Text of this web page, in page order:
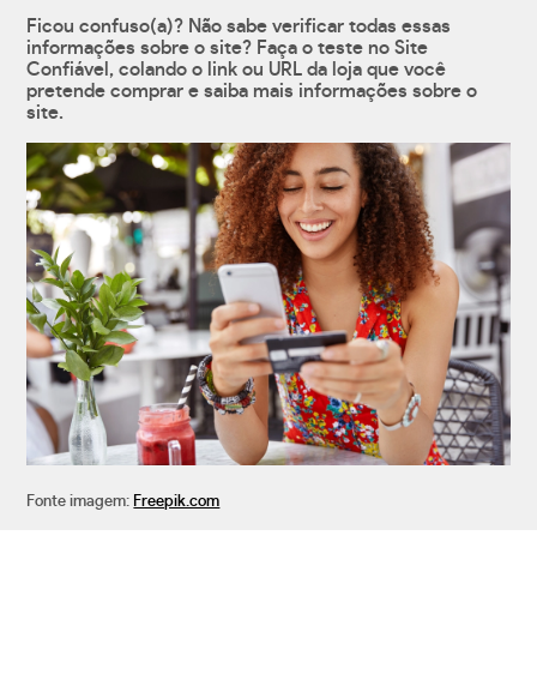
Ficou confuso(a)? Não sabe verificar todas essas
informações sobre o site? Faça o teste no Site
Confiável, colando o link ou URL da loja que você
pretende comprar e saiba mais informações sobre o
site.
Fonte imagem: Freepik.com